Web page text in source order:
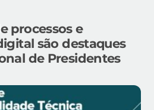
processos e
são destaques
de Presidentes